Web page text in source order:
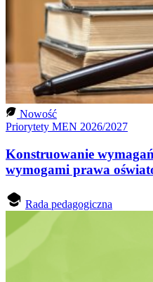
Nowość
Priorytety MEN 2026/2027
Konstruowanie
wymogami prawa
Rada pedagogiczna